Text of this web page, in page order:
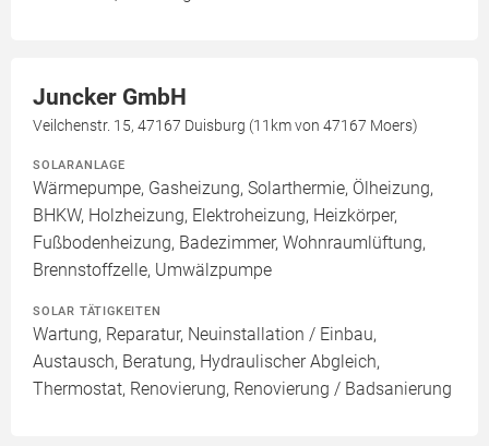
Juncker GmbH
Veilchenstr. 15, 47167 Duisburg (11km von 47167 Moers)
SOLARANLAGE
Wärmepumpe, Gasheizung, Solarthermie, Ölheizung,
BHKW, Holzheizung, Elektroheizung, Heizkörper,
Fußbodenheizung, Badezimmer, Wohnraumlüftung,
Brennstoffzelle, Umwälzpumpe
SOLAR TÄTIGKEITEN
Wartung, Reparatur, Neuinstallation / Einbau,
Austausch, Beratung, Hydraulischer Abgleich,
Thermostat, Renovierung, Renovierung / Badsanierung